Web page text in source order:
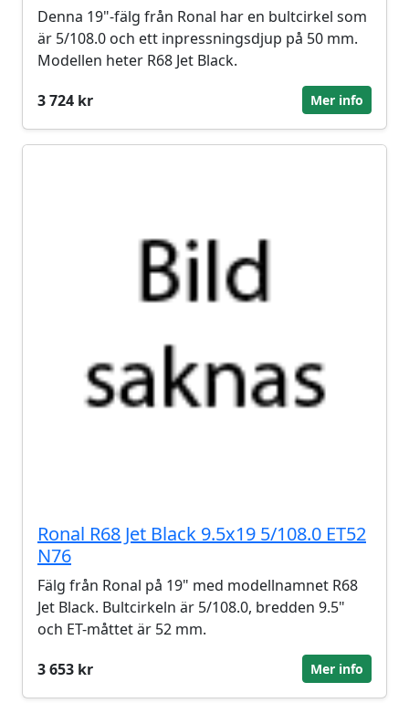
Denna 19"-fälg från Ronal har en bultcirkel som
är 5/108.0 och ett inpressningsdjup på 50 mm.
Modellen heter R68 Jet Black.
3 724 kr
Mer info
Ronal R68 Jet Black 9.5x19 5/108.0 ET52
N76
Fälg från Ronal på 19" med modellnamnet R68
Jet Black. Bultcirkeln är 5/108.0, bredden 9.5"
och ET-måttet är 52 mm.
3 653 kr
Mer info